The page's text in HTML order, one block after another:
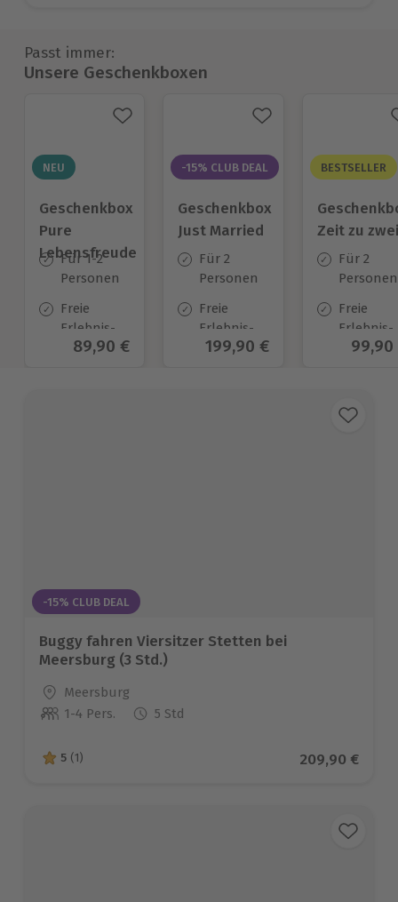
Passt immer:
Unsere Geschenkboxen
NEU
Geschenkbox
Pure
Lebensfreude
Für 1-2
Personen
Freie
Erlebnis-
Auswahl
Aktueller Preis
89,90 €
-15% CLUB DEAL
Geschenkbox
Just Married
Für 2
Personen
Freie
Erlebnis-
Auswahl
Aktueller Preis
199,90 €
BESTSELLER
Zeit zu
Für 2
Personen
Freie
Erlebnis-
Auswahl
99,90
-15% CLUB DEAL
Buggy fahren Viersitzer Stetten bei
Meersburg (3 Std.)
Standort
Meersburg
Anzahl der Teilnehmer
1-4 Pers. 5 Std
5 von 5 Sternen basierend auf 1 Bewertungen
5 (1) Aktueller
209,90 €